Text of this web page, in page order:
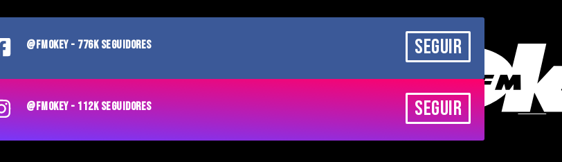
SEGUIR
@FMOKEY - 776K SEGUIDORES
SEGUIR
@FMOKEY - 112K SEGUIDORES